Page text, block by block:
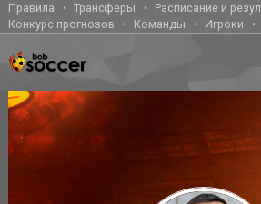
Правила Трансферы
Расписание и
Конкурс прогнозов
Команды Игроки